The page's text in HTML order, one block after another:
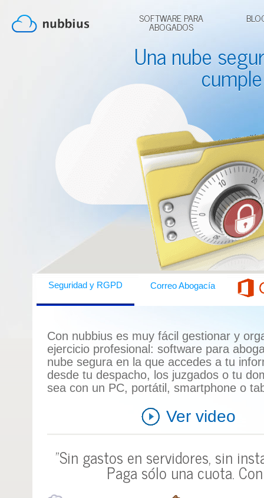
SOFTWARE PARA
ABOGADOS
Una nube
Seguridad y RGPD Correo Abogacía
Con nubbius es muy fácil gestionar y
ejercicio profesional: software para
nube segura en la que accedes a tu
desde tu despacho, los juzgados o tu
sea con un PC, portátil, smartphone o
Ver video
"Sin gastos en servidores, sin
Paga sólo una cuota.